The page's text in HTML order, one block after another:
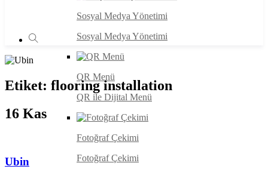
Sosyal Medya Yönetimi
Sosyal Medya Yönetimi
QR Menü
QR ile Dijital Menü
Fotoğraf Çekimi
Fotoğraf Çekimi
Etiket: flooring installation
16 Kas
Ubin